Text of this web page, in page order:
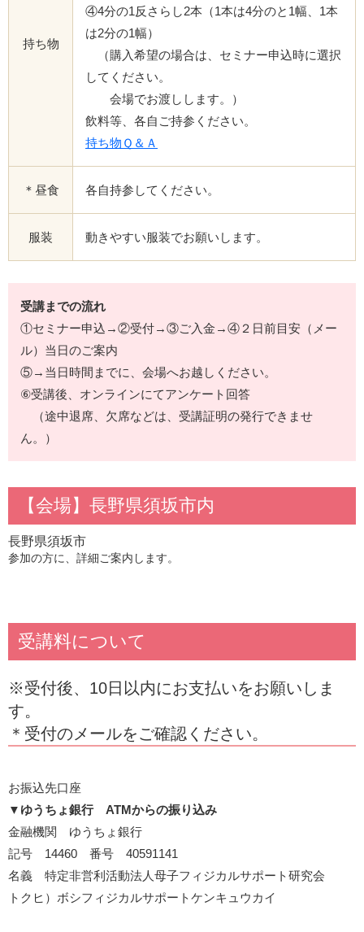
持ち物
④4分の1反さらし2本（1本は4分のと1幅、1本
は2分の1幅）
（購入希望の場合は、セミナー申込時に選択
してください。
会場でお渡しします。）
飲料等、各自ご持参ください。
持ち物Ｑ＆Ａ
＊昼食 各自持参してください。
服装 動きやすい服装でお願いします。
受講までの流れ
①セミナー申込→②受付→③ご入金→④２日前目安（メー
ル）当日のご案内
⑤→当日時間までに、会場へお越しください。
⑥受講後、オンラインにてアンケート回答
（途中退席、欠席などは、受講証明の発行できませ
ん。）
【会場】長野県須坂市内
長野県須坂市
参加の方に、詳細ご案内します。
受講料について
※受付後、10日以内にお支払いをお願いしま
す。
＊受付のメールをご確認ください。
お振込先口座
▼ ゆうちょ銀行 ATMからの振り込み
金融機関 ゆうちょ銀行
記号 14460 番号 40591141
名義 特定非営利活動法人母子フィジカルサポート研究会
トクヒ）ボシフィジカルサポートケンキュウカイ